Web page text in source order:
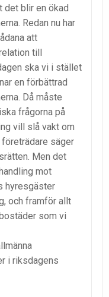
det blir en ökad
Redan nu har
att
till
ska vi i stället
en förbättrad
Då måste
frågorna på
vill slå vakt om
säger
Men det
mot
hyresgäster
och framför allt
som vi
i riksdagens